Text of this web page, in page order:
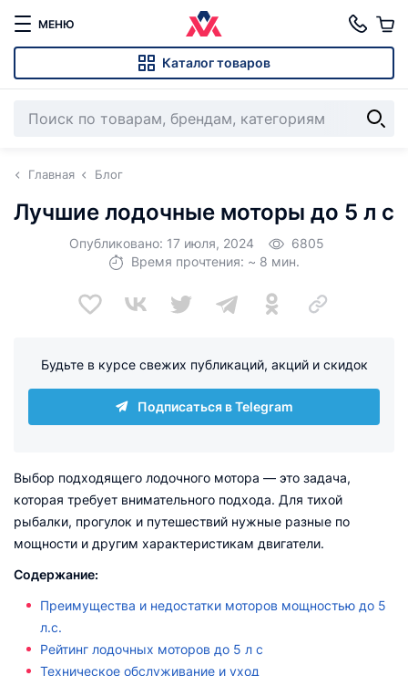
МЕНЮ
Каталог товаров
Главная Блог
Лучшие лодочные моторы до 5 л с
Опубликовано: 17 июля, 2024
6805
Время прочтения: ~ 8 мин.
Будьте в курсе свежих публикаций, акций и скидок
Подписаться в Telegram
Выбор подходящего лодочного мотора — это задача,
которая требует внимательного подхода. Для тихой
рыбалки, прогулок и путешествий нужные разные по
мощности и другим характеристикам двигатели.
Содержание:
Преимущества и недостатки моторов мощностью до 5
л.с.
Рейтинг лодочных моторов до 5 л с
Техническое обслуживание и уход